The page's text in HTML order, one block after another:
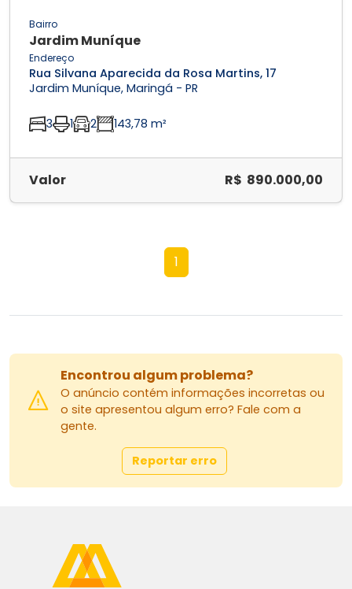
Bairro
Jardim Muníque
Endereço
Rua Silvana Aparecida da Rosa Martins, 17
Jardim Muníque, Maringá - PR
3 1 2 143,78 m²
Valor R$ 890.000,00
1
Encontrou algum problema?
O anúncio contém informações incorretas ou
o site apresentou algum erro? Fale com a
gente.
Reportar erro